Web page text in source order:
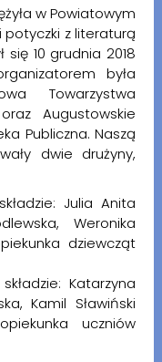
w Powiatowym
potyczki z literaturą
się 10 grudnia 2018
była
Towarzystwa
Augustowskie
Publiczna. Naszą
dwie drużyny,
Julia Anita
Weronika
dziewcząt
Katarzyna
Kamil Sławiński
uczniów